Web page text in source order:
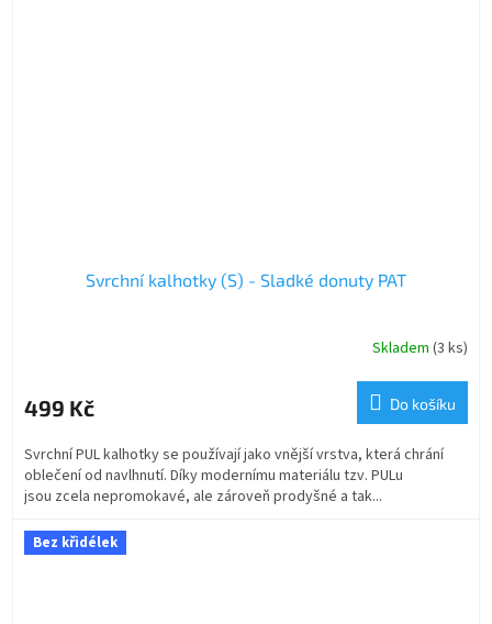
Svrchní kalhotky (S) - Sladké donuty PAT
Skladem (3 ks)
499 Kč Do košíku
Svrchní PUL kalhotky se používají jako vnější vrstva, která chrání
oblečení od navlhnutí. Díky modernímu materiálu tzv. PULu
jsou zcela nepromokavé, ale zároveň prodyšné a tak...
Bez křidélek